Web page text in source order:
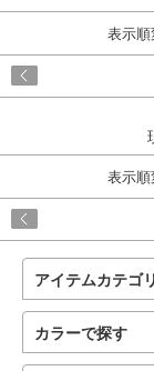
STORE表示順
表示順
アイテムカテゴ
カラーで探す